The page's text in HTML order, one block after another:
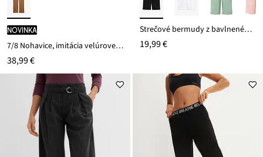
novinka
7/8 Nohavice, imitácia velúrovej kože
38,99 €
Strečové bermudy z bavlneného mixu
19,99 €